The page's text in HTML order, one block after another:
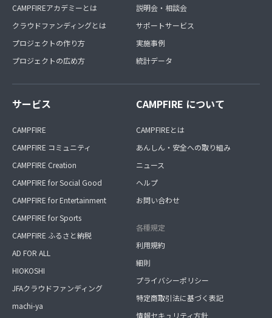
CAMPFIREアカデミーとは
クラウドファンディングとは
プロジェクトの作り方
プロジェクトの広め方
説明会・相談会
サポートサービス
実施事例
統計データ
サービス
CAMPFIRE
CAMPFIRE コミュニティ
CAMPFIRE Creation
CAMPFIRE for Social Good
CAMPFIRE for Entertainment
CAMPFIRE for Sports
CAMPFIRE ふるさと納税
AD FOR ALL
HIOKOSHI
JFAクラウドファンディング
machi-ya
CAMPFIRE について
CAMPFIREとは
あんしん・安全への取り組み
ニュース
ヘルプ
お問い合わせ
各種規定
利用規約
細則
プライバシーポリシー
特定商取引法に基づく表記
情報セキュリティ方針